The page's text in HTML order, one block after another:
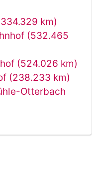
km)
(532.465
(524.026 km)
(238.233 km)
Otterbach